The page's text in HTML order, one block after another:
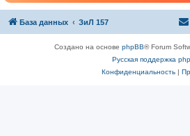
База данных ЗиЛ 157
Создано на основе phpBB® Forum
Русская поддержка
Конфиденциальность|